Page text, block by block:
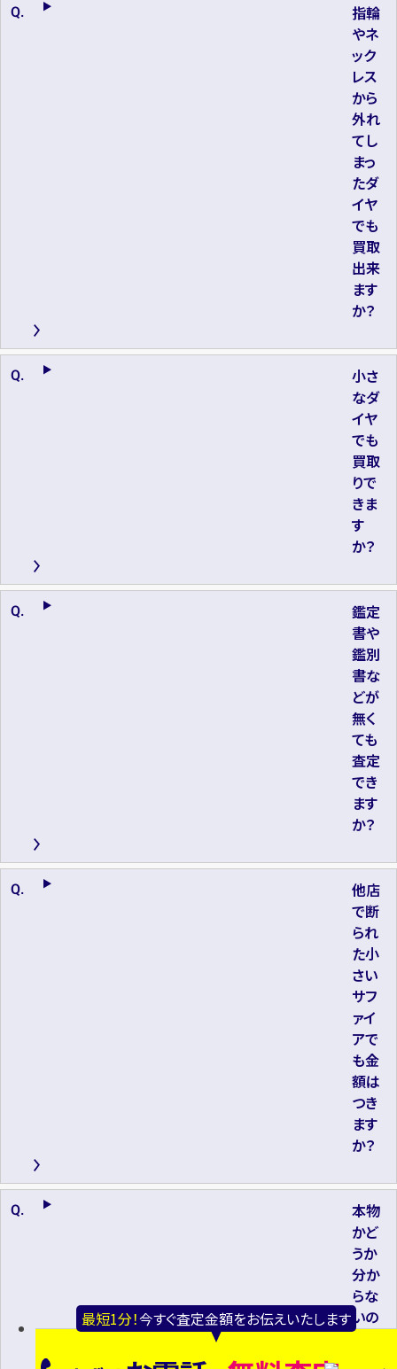
最短1分！今すぐ査定金額をお伝えいたします
指輪
やネ
ック
レス
から
外れ
てし
まっ
たダ
イヤ
でも
買取
出来
ます
か？
小さ
なダ
イヤ
でも
買取
りで
きま
す
か？
鑑定
書や
鑑別
書な
どが
無く
ても
査定
でき
ます
か？
他店
で断
られ
た小
さい
サフ
ァイ
アで
も金
額は
つき
ます
か？
本物
かど
うか
分か
らな
いの
です